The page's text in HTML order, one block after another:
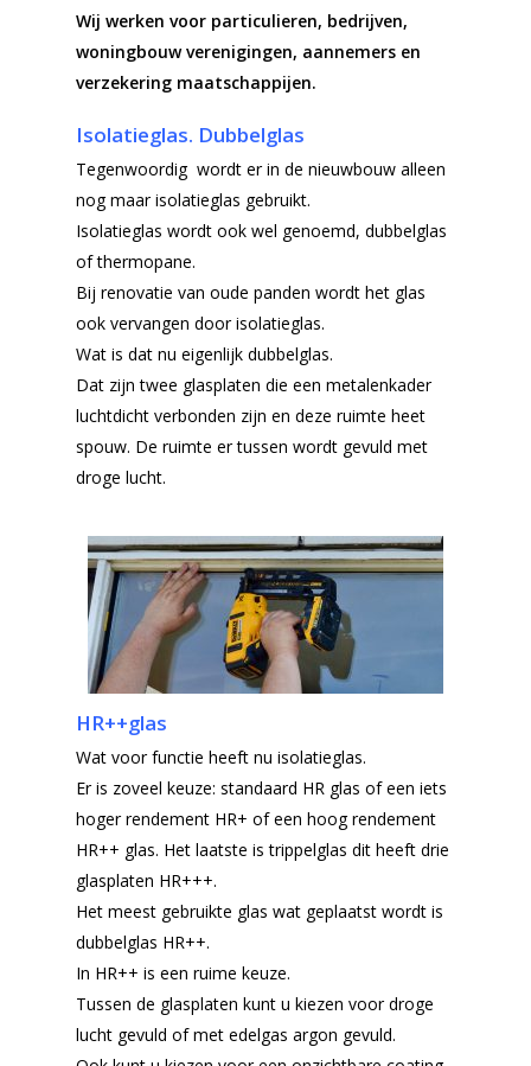
Wij werken voor particulieren, bedrijven,
woningbouw verenigingen, aannemers en
verzekering maatschappijen.
Isolatieglas. Dubbelglas
Tegenwoordig wordt er in de nieuwbouw alleen
nog maar isolatieglas gebruikt.
Isolatieglas wordt ook wel genoemd, dubbelglas
of thermopane.
Bij renovatie van oude panden wordt het glas
ook vervangen door isolatieglas.
Wat is dat nu eigenlijk dubbelglas.
Dat zijn twee glasplaten die een metalenkader
luchtdicht verbonden zijn en deze ruimte heet
spouw. De ruimte er tussen wordt gevuld met
droge lucht.
HR++glas
Wat voor functie heeft nu isolatieglas.
Er is zoveel keuze: standaard HR glas of een iets
hoger rendement HR+ of een hoog rendement
HR++ glas. Het laatste is trippelglas dit heeft drie
glasplaten HR+++.
Het meest gebruikte glas wat geplaatst wordt is
dubbelglas HR++.
In HR++ is een ruime keuze.
Tussen de glasplaten kunt u kiezen voor droge
lucht gevuld of met edelgas argon gevuld.